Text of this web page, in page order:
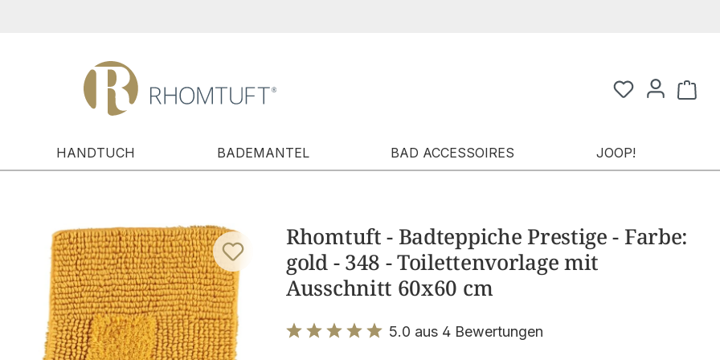
HANDTUCH BADEMANTEL BAD ACCESSOIRES JOOP!
Rhomtuft - Badteppiche Prestige - Farbe:
gold - 348 - Toilettenvorlage mit
Ausschnitt 60x60 cm
5.0 aus 4 Bewertungen